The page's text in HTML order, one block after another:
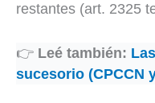
restantes (art. 2325
👉 Leé también:
sucesorio (CPCCN